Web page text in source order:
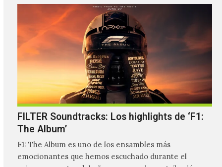
FILTER Soundtracks: Los highlights de ‘F1:
The Album’
F1: The Album es uno de los ensambles más
emocionantes que hemos escuchado durante el